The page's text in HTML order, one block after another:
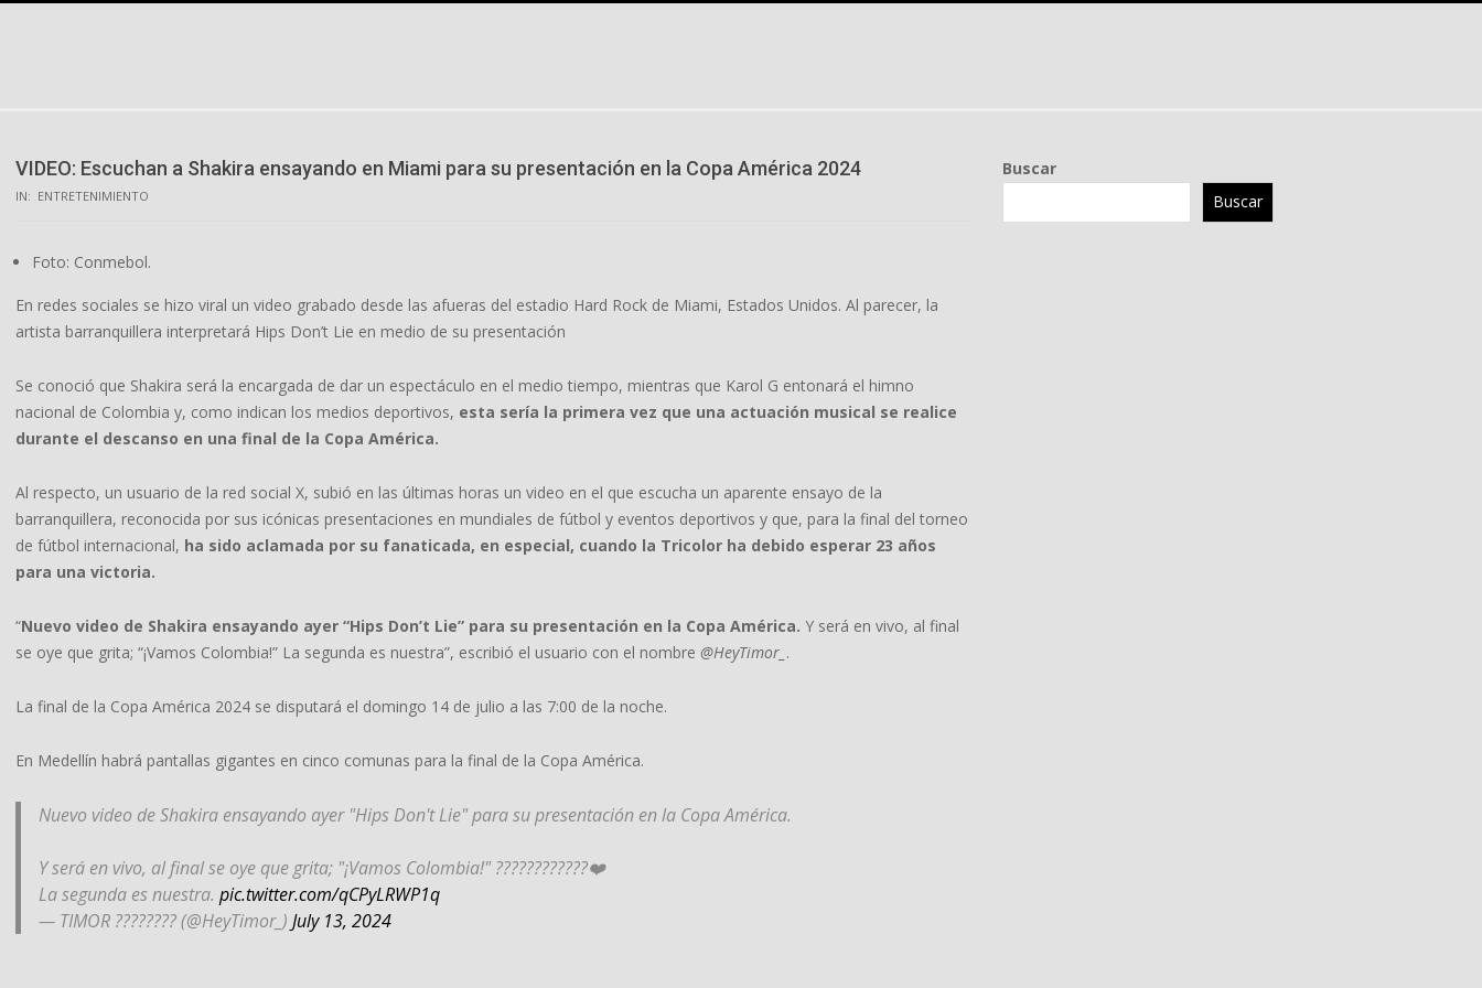
VIDEO: Escuchan a Shakira ensayando en Miami para su presentación en la Copa América 2024
IN: ENTRETENIMIENTO
Foto: Conmebol.
En redes sociales se hizo viral un video grabado desde las afueras del estadio Hard Rock de Miami, Estados Unidos. Al parecer, la
artista barranquillera interpretará Hips Don’t Lie en medio de su presentación
Se conoció que Shakira será la encargada de dar un espectáculo en el medio tiempo, mientras que Karol G entonará el himno
nacional de Colombia y, como indican los medios deportivos, esta sería la primera vez que una actuación musical se realice
durante el descanso en una final de la Copa América.
Al respecto, un usuario de la red social X, subió en las últimas horas un video en el que escucha un aparente ensayo de la
barranquillera, reconocida por sus icónicas presentaciones en mundiales de fútbol y eventos deportivos y que, para la final del torneo
de fútbol internacional, ha sido aclamada por su fanaticada, en especial, cuando la Tricolor ha debido esperar 23 años
para una victoria.
“Nuevo video de Shakira ensayando ayer “Hips Don’t Lie” para su presentación en la Copa América. Y será en vivo, al final
se oye que grita; “¡Vamos Colombia!” La segunda es nuestra”, escribió el usuario con el nombre @HeyTimor_ .
La final de la Copa América 2024 se disputará el domingo 14 de julio a las 7:00 de la noche.
En Medellín habrá pantallas gigantes en cinco comunas para la final de la Copa América.
Nuevo video de Shakira ensayando ayer "Hips Don't Lie" para su presentación en la Copa América.
Y será en vivo, al final se oye que grita; "¡Vamos Colombia!" ????????????❤️
La segunda es nuestra. pic.twitter.com/qCPyLRWP1q
— TIMOR ???????? (@HeyTimor_) July 13, 2024
Buscar
Buscar